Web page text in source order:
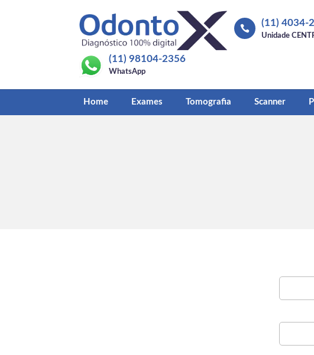

(11) 4034-
Unidade
(11) 98104-2356
WhatsApp
Home Exames Tomografia Scanner